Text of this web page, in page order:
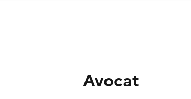
Avocat